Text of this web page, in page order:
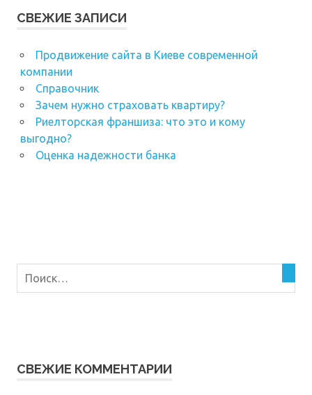
СВЕЖИЕ ЗАПИСИ
Продвижение сайта в Киеве современной
компании
Справочник
Зачем нужно страховать квартиру?
Риелторская франшиза: что это и кому
выгодно?
Оценка надежности банка
СВЕЖИЕ КОММЕНТАРИИ